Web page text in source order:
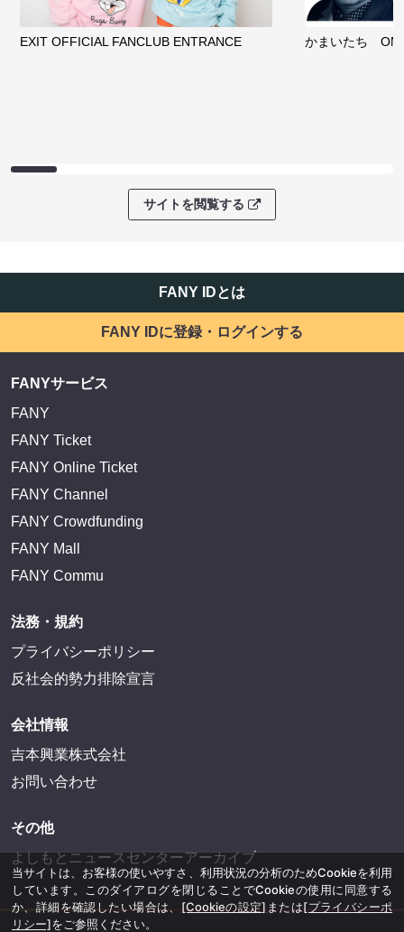
EXIT OFFICIAL FANCLUB ENTRANCE かまいたち
サイトを閲覧する
FANY IDとは
FANY IDに登録・ログインする
FANYサービス
FANY
FANY Ticket
FANY Online Ticket
FANY Channel
FANY Crowdfunding
FANY Mall
FANY Commu
法務・規約
プライバシーポリシー
反社会的勢力排除宣言
会社情報
吉本興業株式会社
お問い合わせ
その他
よしもとニュースセンターアーカイブ
当サイトは、お客様の使いやすさ、利用状況の分析のためCookieを利用
しています。このダイアログを閉じることでCookieの使用に同意する
か、詳細を確認したい場合は、 [Cookieの設定] または[プライバシーポ
リシー]をご参照ください。